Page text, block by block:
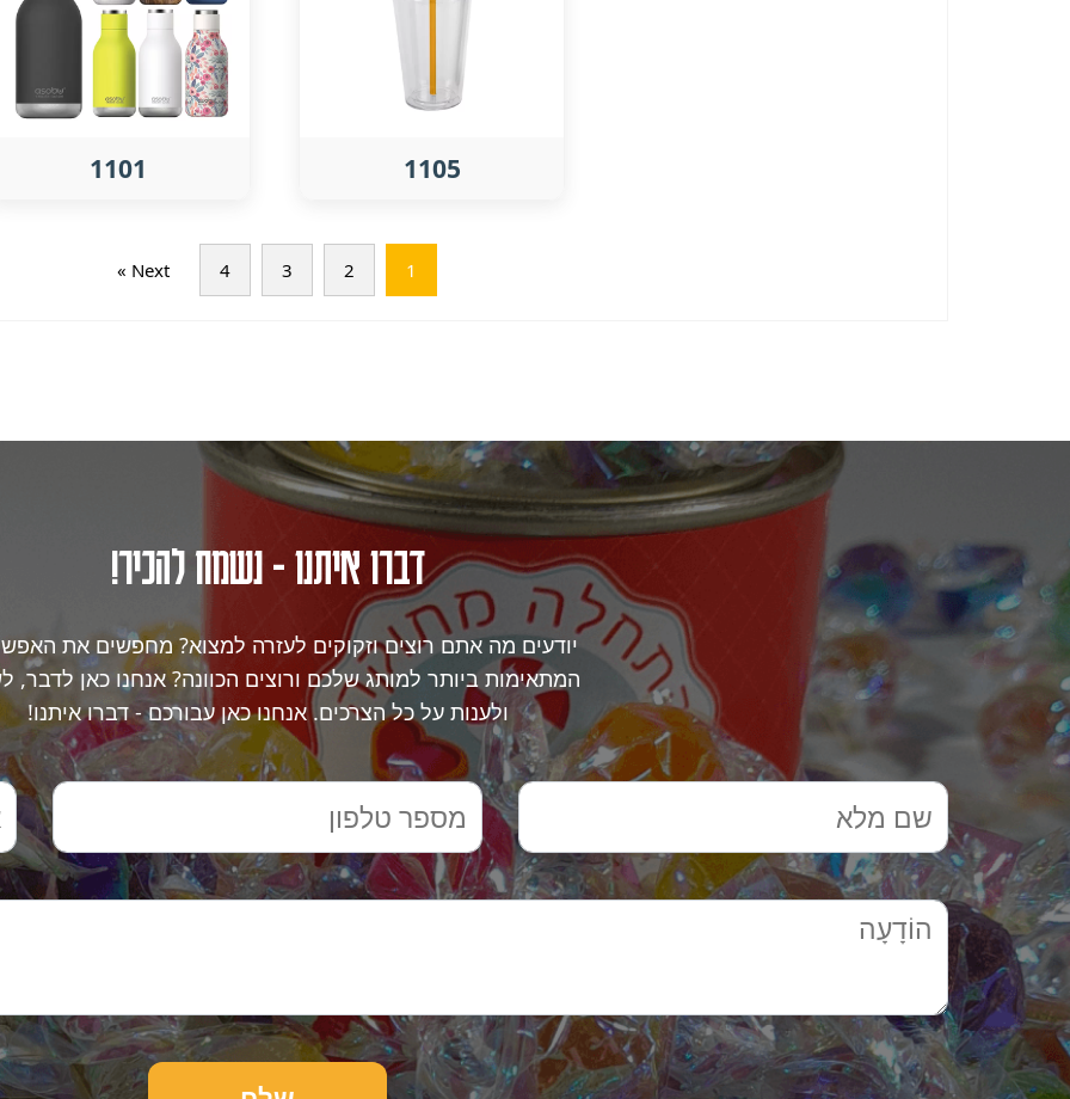
1105
1101
1
2
3
4
Next »
דברו איתנו - נשמח להכיר!
יודעים מה אתם רוצים וזקוקים לעזרה למצוא? מחפשים את
המתאימות ביותר למותג שלכם ורוצים הכוונה? אנחנו כאן לדבר,
ולענות על כל הצרכים. אנחנו כאן עבורכם - דברו איתנו!